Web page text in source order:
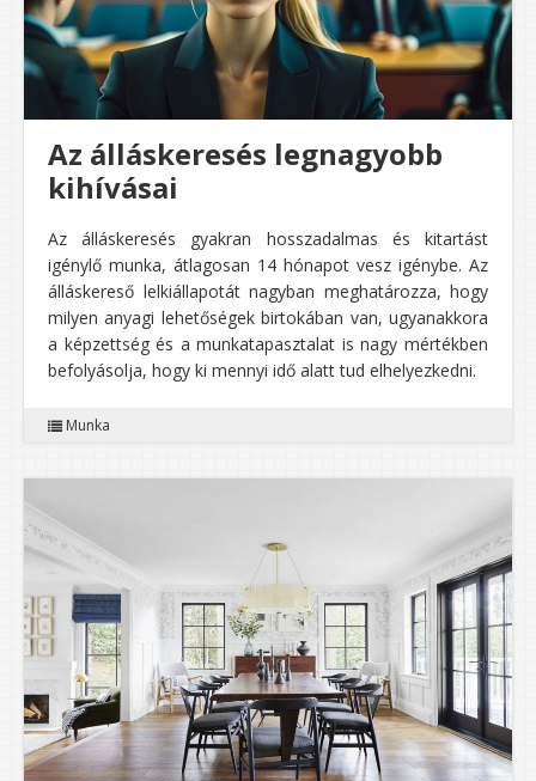
Az álláskeresés legnagyobb
kihívásai
Az álláskeresés gyakran hosszadalmas és kitartást
igénylő munka, átlagosan 14 hónapot vesz igénybe. Az
álláskereső lelkiállapotát nagyban meghatározza, hogy
milyen anyagi lehetőségek birtokában van, ugyanakkora
a képzettség és a munkatapasztalat is nagy mértékben
befolyásolja, hogy ki mennyi idő alatt tud elhelyezkedni.
Munka